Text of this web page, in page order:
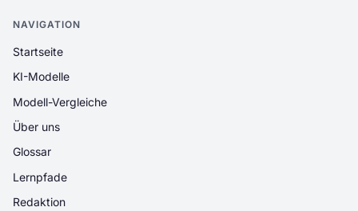
NAVIGATION
Startseite
KI-Modelle
Modell-Vergleiche
Über uns
Glossar
Lernpfade
Redaktion